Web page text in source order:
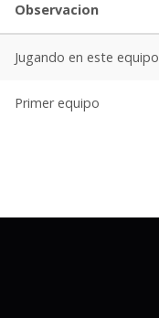
Observacion
Jugando en este equipo
Primer equipo